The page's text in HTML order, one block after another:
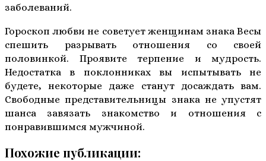
заболеваний.
Гороскоп любви не советует женщинам знака Весы
спешить разрывать отношения со своей
половинкой. Проявите терпение и мудрость.
Недостатка в поклонниках вы испытывать не
будете, некоторые даже станут досаждать вам.
Свободные представительницы знака не упустят
шанса завязать знакомство и отношения с
понравившимся мужчиной.
Похожие публикации: